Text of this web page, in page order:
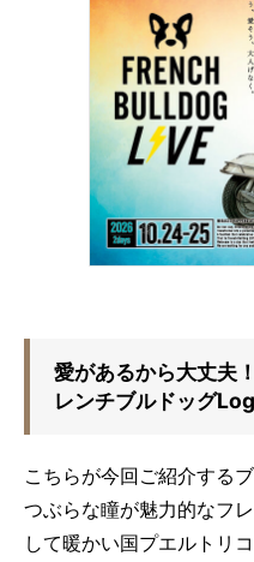
愛があるから大丈夫
レンチブルドッグ
こちらが今回ご紹介する
つぶらな瞳が魅力的なフ
して暖かい国プエルトリ